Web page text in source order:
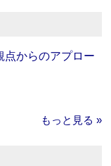
からのアプロー
もっと見る »